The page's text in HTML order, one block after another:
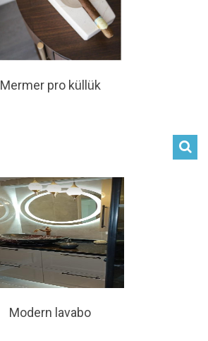
Mermer pro küllük
Modern lavabo